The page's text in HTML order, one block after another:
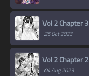
Vol 2 Chapter 3
25 Oct 2023
Vol 2 Chapter 2
04 Aug 2023